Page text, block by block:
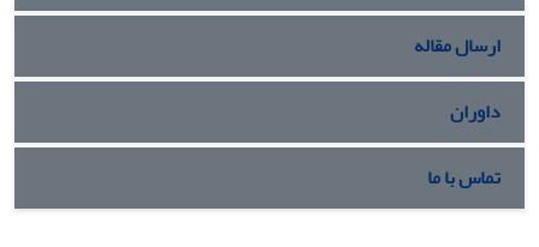
ارسال مقاله
داوران
تماس با ما